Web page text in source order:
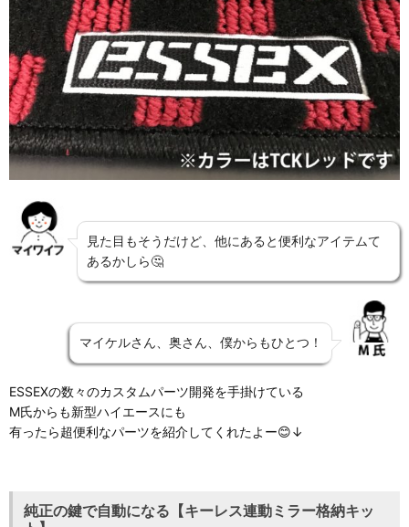
見た目もそうだけど、他にあると便利なアイテムて
あるかしら🤔
マイケルさん、奥さん、僕からもひとつ！
ESSEXの数々のカスタムパーツ開発を手掛けている
M氏からも新型ハイエースにも
有ったら超便利なパーツを紹介してくれたよー😊↓
純正の鍵で自動になる【キーレス連動ミラー格納キッ